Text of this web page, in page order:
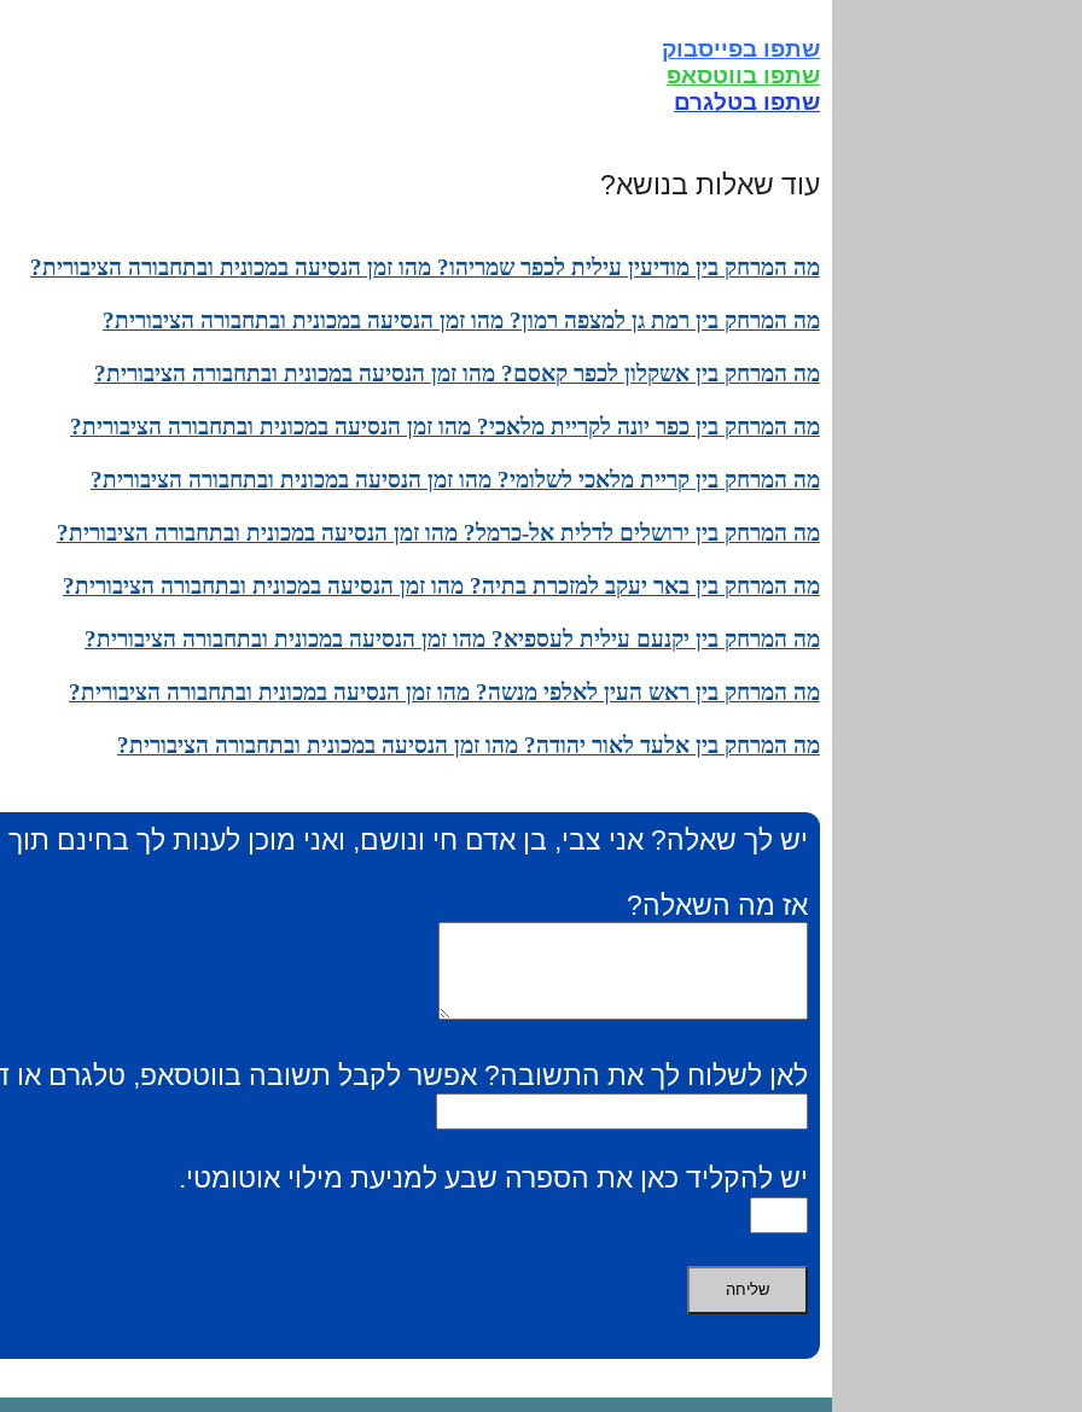
שתפו בפייסבוק
שתפו בווטסאפ
שתפו בטלגרם
עוד שאלות בנושא?
מה המרחק בין מודיעין עילית לכפר שמריהו? מהו זמן הנסיעה במכונית ובתחבורה הציבורית?
מה המרחק בין רמת גן למצפה רמון? מהו זמן הנסיעה במכונית ובתחבורה הציבורית?
מה המרחק בין אשקלון לכפר קאסם? מהו זמן הנסיעה במכונית ובתחבורה הציבורית?
מה המרחק בין כפר יונה לקריית מלאכי? מהו זמן הנסיעה במכונית ובתחבורה הציבורית?
מה המרחק בין קריית מלאכי לשלומי? מהו זמן הנסיעה במכונית ובתחבורה הציבורית?
מה המרחק בין ירושלים לדלית אל-כרמל? מהו זמן הנסיעה במכונית ובתחבורה הציבורית?
מה המרחק בין באר יעקב למזכרת בתיה? מהו זמן הנסיעה במכונית ובתחבורה הציבורית?
מה המרחק בין יקנעם עילית לעספיא? מהו זמן הנסיעה במכונית ובתחבורה הציבורית?
מה המרחק בין ראש העין לאלפי מנשה? מהו זמן הנסיעה במכונית ובתחבורה הציבורית?
מה המרחק בין אלעד לאור יהודה? מהו זמן הנסיעה במכונית ובתחבורה הציבורית?
יש לך שאלה? אני צבי, בן אדם חי ונושם, ואני מוכן לענות לך בחינם
אז מה השאלה?
לאן לשלוח לך את התשובה? אפשר לקבל תשובה בווטסאפ, טלגרם או
יש להקליד כאן את הספרה שבע למניעת מילוי אוטומטי.